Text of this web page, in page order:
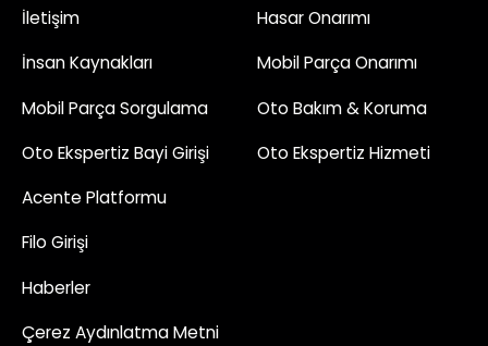
İletişim
İnsan Kaynakları
Mobil Parça Sorgulama
Oto Ekspertiz Bayi Girişi
Acente Platformu
Filo Girişi
Haberler
Çerez Aydınlatma Metni
Hasar Onarımı
Mobil Parça Onarımı
Oto Bakım & Koruma
Oto Ekspertiz Hizmeti